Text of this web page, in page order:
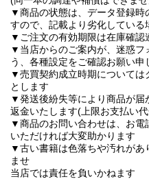
▼商品の状態は、データ登録時
すので、記載より劣化している
▼ご注文の有効期限は在庫確認
▼当店からのご案内が、迷惑フ
う、各種設定をご確認お願い申
▼売買契約成立時期については
とします
▼発送後紛失等により商品が届
返金いたします(上限お支払い
▼商品のお問い合わせは、お電
いただければ大変助かります
▼古い書籍は色落ちや汚れがあ
ませ
当店では責任を負いかねます